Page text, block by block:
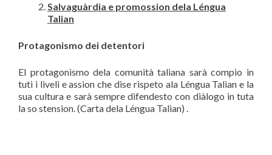
Salvaguàrdia e promossion dela Léngua
Talian
Protagonismo dei detentori
El protagonismo dela comunità taliana sarà compio in
tuti i liveli e assion che dise rispeto ala Léngua Talian e la
sua cultura e sarà sempre difendesto con diàlogo in tuta
la so stension. (Carta dela Léngua Talian) .